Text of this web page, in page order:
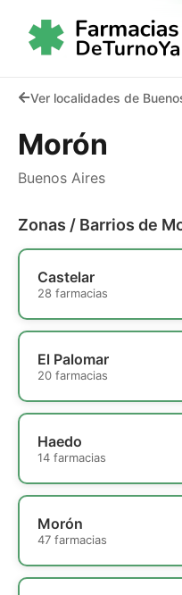
Ver localidades de
Morón
Buenos Aires
Zonas / Barrios de
Castelar
28 farmacias
El Palomar
20 farmacias
Haedo
14 farmacias
Morón
47 farmacias